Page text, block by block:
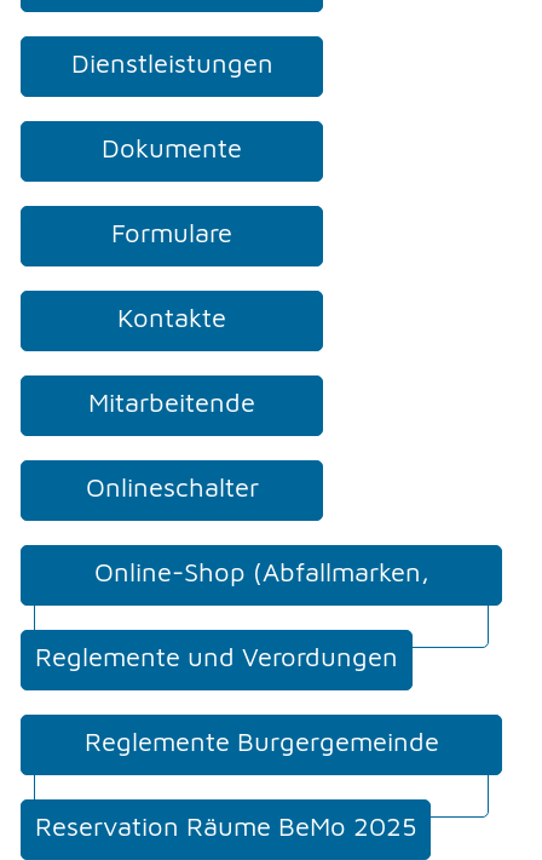
DRUCKEN
Dienstleistungen
Dokumente
Formulare
Kontakte
Mitarbeitende
Onlineschalter
Online-Shop (Abfallmarken,
Reglemente und Verordungen
Reglemente Burgergemeinde
Reservation Räume BeMo 2025